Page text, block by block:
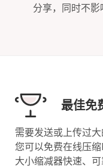
分享，同时不影
最佳免
需要发送或上传过大
您可以免费在线压
大小缩减器快速、